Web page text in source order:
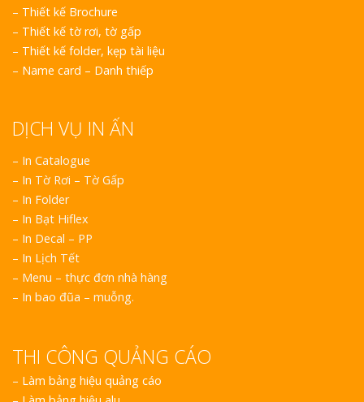
– Thiết kế Brochure
– Thiết kế tờ rơi, tờ gấp
– Thiết kế folder, kẹp tài liệu
– Name card – Danh thiếp
DỊCH VỤ IN ẤN
– In Catalogue
– In Tờ Rơi – Tờ Gấp
– In Folder
– In Bạt Hiflex
– In Decal – PP
– In Lịch Tết
– Menu – thực đơn nhà hàng
– In bao đũa – muỗng.
THI CÔNG QUẢNG CÁO
– Làm bảng hiệu quảng cáo